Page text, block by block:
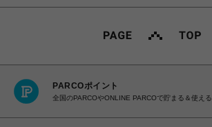
PARCOポイント
全国のPARCOやONLINE PARCOで貯まる＆使える